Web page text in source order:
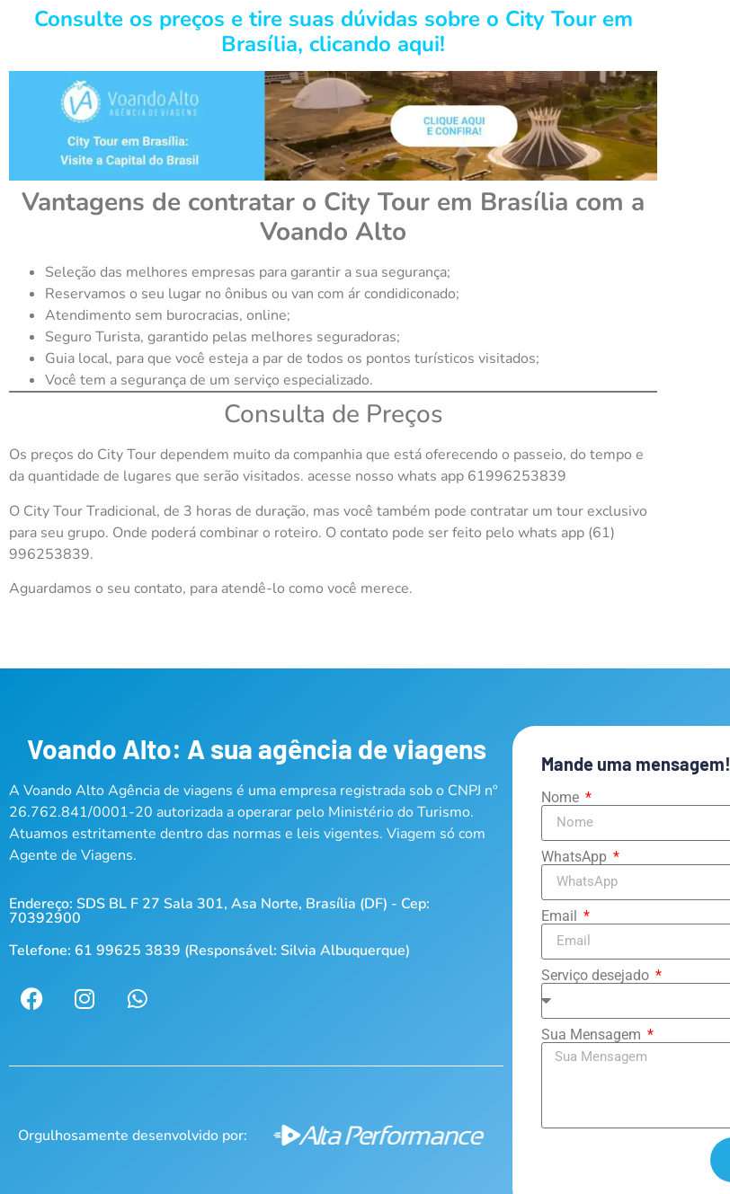
Consulte os preços e tire suas dúvidas sobre o City Tour em
Brasília, clicando aqui!
Vantagens de contratar o City Tour em Brasília com a
Voando Alto
Seleção das melhores empresas para garantir a sua segurança;
Reservamos o seu lugar no ônibus ou van com ár condidiconado;
Atendimento sem burocracias, online;
Seguro Turista, garantido pelas melhores seguradoras;
Guia local, para que você esteja a par de todos os pontos turísticos visitados;
Você tem a segurança de um serviço especializado.
Consulta de Preços
Os preços do City Tour dependem muito da companhia que está oferecendo o passeio, do tempo e
da quantidade de lugares que serão visitados. acesse nosso whats app 61996253839
O City Tour Tradicional, de 3 horas de duração, mas você também pode contratar um tour exclusivo
para seu grupo. Onde poderá combinar o roteiro. O contato pode ser feito pelo whats app (61)
996253839.
Aguardamos o seu contato, para atendê-lo como você merece.
Voando Alto: A sua agência de viagens
A Voando Alto Agência de viagens é uma empresa registrada sob o CNPJ nº
26.762.841/0001-20 autorizada a operarar pelo Ministério do Turismo.
Atuamos estritamente dentro das normas e leis vigentes. Viagem só com
Agente de Viagens.
Endereço: SDS BL F 27 Sala 301, Asa Norte, Brasília (DF) - Cep:
70392900
Telefone: 61 99625 3839 (Responsável: Silvia Albuquerque)
Orgulhosamente desenvolvido por:
Mande uma mensagem!
Nome
WhatsApp
Email
Serviço desejado
Sua Mensagem